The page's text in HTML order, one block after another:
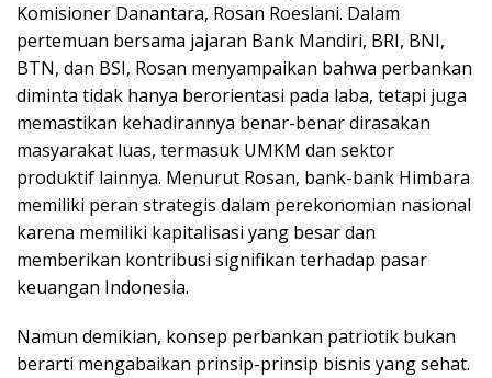
Komisioner Danantara, Rosan Roeslani. Dalam
pertemuan bersama jajaran Bank Mandiri, BRI, BNI,
BTN, dan BSI, Rosan menyampaikan bahwa perbankan
diminta tidak hanya berorientasi pada laba, tetapi juga
memastikan kehadirannya benar-benar dirasakan
masyarakat luas, termasuk UMKM dan sektor
produktif lainnya. Menurut Rosan, bank-bank Himbara
memiliki peran strategis dalam perekonomian nasional
karena memiliki kapitalisasi yang besar dan
memberikan kontribusi signifikan terhadap pasar
keuangan Indonesia.
Namun demikian, konsep perbankan patriotik bukan
berarti mengabaikan prinsip-prinsip bisnis yang sehat.